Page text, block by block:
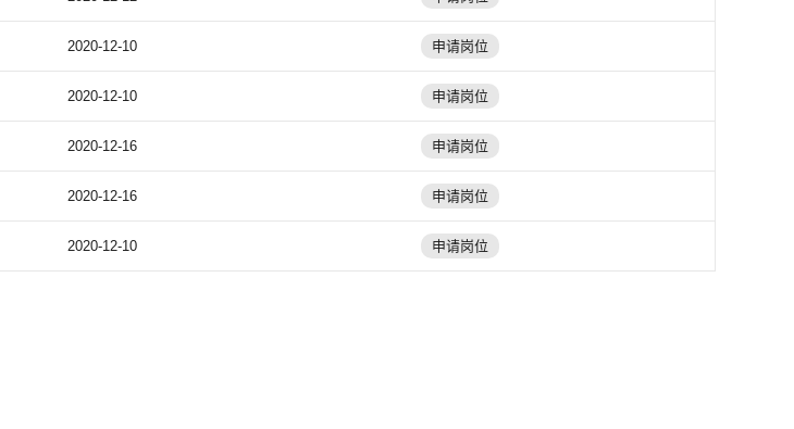
2020-12-10 申请岗位
2020-12-10 申请岗位
2020-12-16 申请岗位
2020-12-16 申请岗位
2020-12-10 申请岗位